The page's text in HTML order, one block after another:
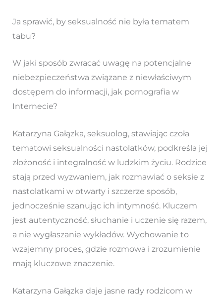
Ja sprawić, by seksualność nie była tematem
tabu?
W jaki sposób zwracać uwagę na potencjalne
niebezpieczeństwa związane z niewłaściwym
dostępem do informacji, jak pornografia w
Internecie?
Katarzyna Gałązka, seksuolog, stawiając czoła
tematowi seksualności nastolatków, podkreśla jej
złożoność i integralność w ludzkim życiu. Rodzice
stają przed wyzwaniem, jak rozmawiać o seksie z
nastolatkami w otwarty i szczerze sposób,
jednocześnie szanując ich intymność. Kluczem
jest autentyczność, słuchanie i uczenie się razem,
a nie wygłaszanie wykładów. Wychowanie to
wzajemny proces, gdzie rozmowa i zrozumienie
mają kluczowe znaczenie.
Katarzyna Gałązka daje jasne rady rodzicom w